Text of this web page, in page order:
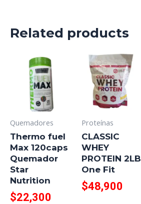
Related products
Quemadores
Thermo fuel
Max 120caps
Quemador
Star
Nutrition
$22,300
Proteínas
CLASSIC
WHEY
PROTEIN 2LB
One Fit
$48,900